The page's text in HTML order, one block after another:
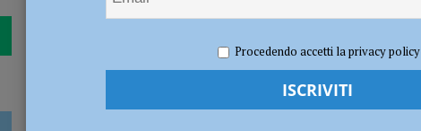
asili nido, Tagliaferri (FdI): “Verificare subito la situazione nella provincia di Piacenza”
Procedendo accetti la privacy policy